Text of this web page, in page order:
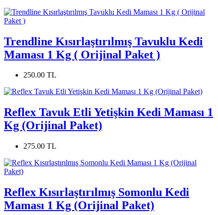
Trendline Kısırlaştırılmış Tavuklu Kedi
Maması 1 Kg ( Orijinal Paket )
250.00 TL
Reflex Tavuk Etli Yetişkin Kedi Maması 1
Kg (Orijinal Paket)
275.00 TL
Reflex Kısırlaştırılmış Somonlu Kedi
Maması 1 Kg (Orijinal Paket)